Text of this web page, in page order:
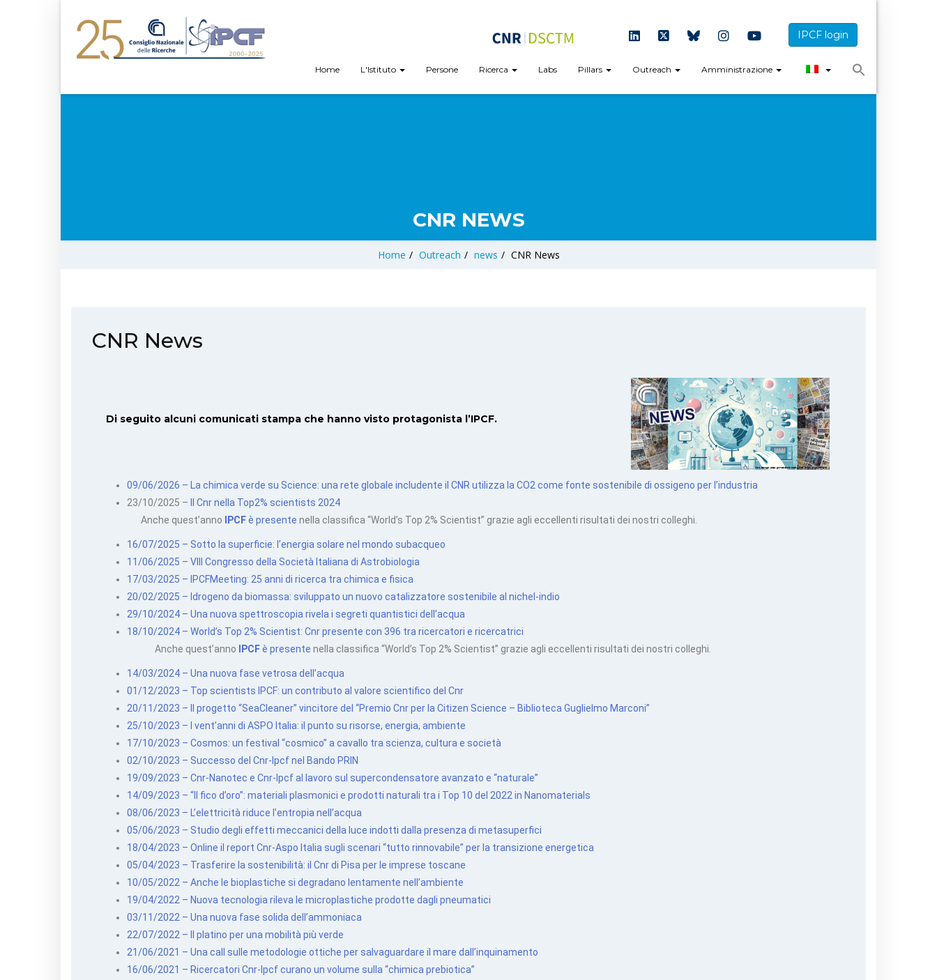
IPCF login
Home L'Istituto Persone Ricerca Labs Pillars Outreach Amministrazione
CNR NEWS
Home / Outreach / news / CNR News
CNR News
Di seguito alcuni comunicati stampa che hanno visto protagonista l’IPCF.
09/06/2026 – La chimica verde su Science: una rete globale includente il CNR utilizza la CO2 come fonte sostenibile di ossigeno per l’industria
23/10/2025 –
Il Cnr nella Top2% scientists 2024
Anche quest’anno
IPCFè presente nella classifica “World’s Top 2% Scientist” grazie agli eccellenti risultati dei nostri colleghi.
16/07/2025 – Sotto la superficie: l’energia solare nel mondo subacqueo
11/06/2025 – VIII Congresso della Società Italiana di Astrobiologia
17/03/2025 – IPCFMeeting: 25 anni di ricerca tra chimica e fisica
20/02/2025 – Idrogeno da biomassa: sviluppato un nuovo catalizzatore sostenibile al nichel-indio
29/10/2024 – Una nuova spettroscopia rivela i segreti quantistici dell’acqua
18/10/2024 – World’s Top 2% Scientist: Cnr presente con 396 tra ricercatori e ricercatrici
Anche quest’anno
IPCFè presente nella classifica “World’s Top 2% Scientist” grazie agli eccellenti risultati dei nostri colleghi.
14/03/2024 – Una nuova fase vetrosa dell’acqua
01/12/2023 – Top scientists IPCF: un contributo al valore scientifico del Cnr
20/11/2023 – Il progetto “SeaCleaner” vincitore del “Premio Cnr per la Citizen Science – Biblioteca Guglielmo Marconi”
25/10/2023 – I vent’anni di ASPO Italia: il punto su risorse, energia, ambiente
17/10/2023 – Cosmos: un festival “cosmico” a cavallo tra scienza, cultura e società
02/10/2023 – Successo del Cnr-Ipcf nel Bando PRIN
19/09/2023 – Cnr-Nanotec e Cnr-Ipcf al lavoro sul supercondensatore avanzato e “naturale”
14/09/2023 – “Il fico d’oro”: materiali plasmonici e prodotti naturali tra i Top 10 del 2022 in Nanomaterials
08/06/2023 – L’elettricità riduce l’entropia nell’acqua
05/06/2023 – Studio degli effetti meccanici della luce indotti dalla presenza di metasuperfici
18/04/2023 – Online il report Cnr-Aspo Italia sugli scenari “tutto rinnovabile” per la transizione energetica
05/04/2023 – Trasferire la sostenibilità: il Cnr di Pisa per le imprese toscane
10/05/2022 – Anche le bioplastiche si degradano lentamente nell’ambiente
19/04/2022 – Nuova tecnologia rileva le microplastiche prodotte dagli pneumatici
03/11/2022 – Una nuova fase solida dell’ammoniaca
22/07/2022 – Il platino per una mobilità più verde
21/06/2021 – Una call sulle metodologie ottiche per salvaguardare il mare dall’inquinamento
16/06/2021 – Ricercatori Cnr-Ipcf curano un volume sulla “chimica prebiotica”